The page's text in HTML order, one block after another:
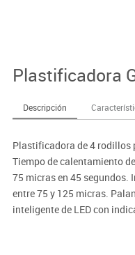
Plastificadora
Descripción
Plastificadora de 4 rodillos
Tiempo de calentamiento
75 micras en 45 segundos.
entre 75 y 125 micras.
inteligente de LED con